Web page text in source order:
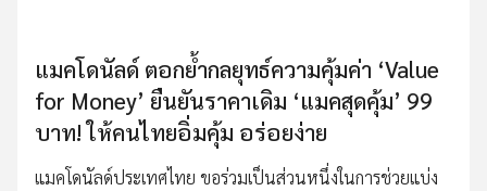
แมคโดนัลด์ ตอกย้ำกลยุทธ์ความคุ้มค่า ‘Value
for Money’ ยืนยันราคาเดิม ‘แมคสุดคุ้ม’ 99
บาท! ให้คนไทยอิ่มคุ้ม อร่อยง่าย
แมคโดนัลด์ประเทศไทย ขอร่วมเป็นส่วนหนึ่งในการช่วยแบ่ง